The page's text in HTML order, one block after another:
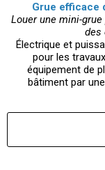
Grue efficace
Louer une mini-
des
Électrique et
pour les
équipement de
bâtiment par